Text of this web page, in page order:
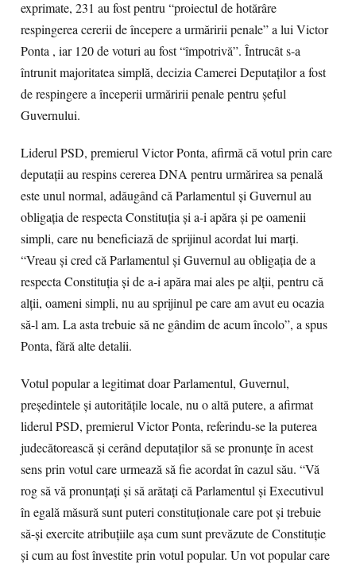
exprimate, 231 au fost pentru “proiectul de hotărâre
respingerea cererii de începere a urmăririi penale” a lui Victor
Ponta , iar 120 de voturi au fost “împotrivă”. Întrucât s-a
întrunit majoritatea simplă, decizia Camerei Deputaţilor a fost
de respingere a începerii urmăririi penale pentru şeful
Guvernului.
Liderul PSD, premierul Victor Ponta, afirmă că votul prin care
deputaţii au respins cererea DNA pentru urmărirea sa penală
este unul normal, adăugând că Parlamentul şi Guvernul au
obligaţia de respecta Constituţia şi a-i apăra şi pe oamenii
simpli, care nu beneficiază de sprijinul acordat lui marţi.
“Vreau şi cred că Parlamentul şi Guvernul au obligaţia de a
respecta Constituţia şi de a-i apăra mai ales pe alţii, pentru că
alţii, oameni simpli, nu au sprijinul pe care am avut eu ocazia
să-l am. La asta trebuie să ne gândim de acum încolo”, a spus
Ponta, fără alte detalii.
Votul popular a legitimat doar Parlamentul, Guvernul,
preşedintele şi autorităţile locale, nu o altă putere, a afirmat
liderul PSD, premierul Victor Ponta, referindu-se la puterea
judecătorească şi cerând deputaţilor să se pronunţe în acest
sens prin votul care urmează să fie acordat în cazul său. “Vă
rog să vă pronunţaţi şi să arătaţi că Parlamentul şi Executivul
în egală măsură sunt puteri constituţionale care pot şi trebuie
să-şi exercite atribuţiile aşa cum sunt prevăzute de Constituţie
şi cum au fost învestite prin votul popular. Un vot popular care